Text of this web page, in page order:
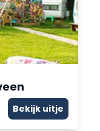
Bekijk uitje